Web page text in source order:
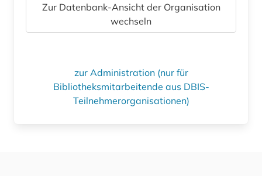
Zur Datenbank-Ansicht der Organisation
wechseln
zur Administration (nur für
Bibliotheksmitarbeitende aus DBIS-
Teilnehmerorganisationen)